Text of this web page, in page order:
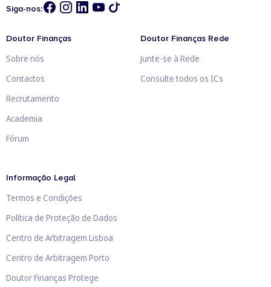
Siga-nos:
Doutor Finanças
Sobre nós
Contactos
Recrutamento
Academia
Fórum
Doutor Finanças Rede
Junte-se à Rede
Consulte todos os ICs
Informação Legal
Termos e Condições
Política de Proteção de Dados
Centro de Arbitragem Lisboa
Centro de Arbitragem Porto
Doutor Finanças Protege